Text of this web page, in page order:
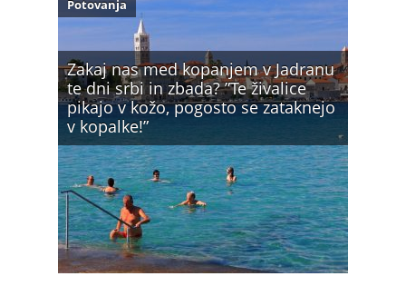
Zakaj nas med kopanjem v Jadranu
te dni srbi in zbada? ”Te živalice
pikajo v kožo, pogosto se zataknejo
v kopalke!”
Potovanja